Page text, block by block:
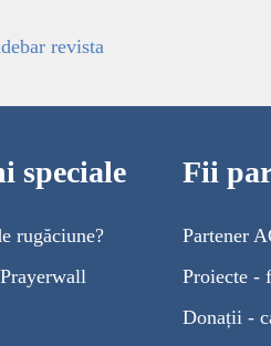
speciale
rugăciune?
Fii
Partener
Proiecte -
Donații -